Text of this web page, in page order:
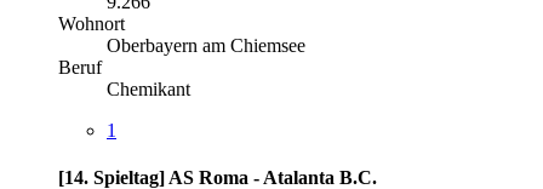
Wohnort
Oberbayern am Chiemsee
Beruf
Chemikant
1
[14. Spieltag] AS Roma - Atalanta B.C.